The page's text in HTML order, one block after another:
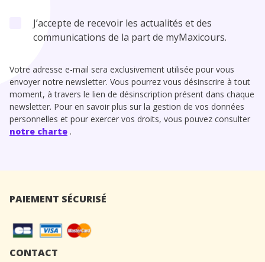
J’accepte de recevoir les actualités et des
communications de la part de myMaxicours.
Votre adresse e-mail sera exclusivement utilisée pour vous
envoyer notre newsletter. Vous pourrez vous désinscrire à tout
moment, à travers le lien de désinscription présent dans chaque
newsletter. Pour en savoir plus sur la gestion de vos données
personnelles et pour exercer vos droits, vous pouvez consulter
notre charte .
PAIEMENT SÉCURISÉ
CONTACT